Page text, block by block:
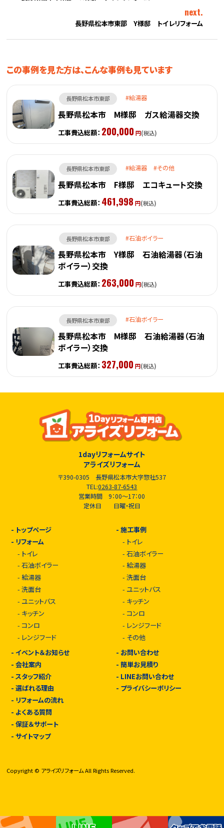
next.
長野県松本市東部 Y様邸 トイレリフォーム
この事例を見た方は、こんな事例も見ています
長野県松本市東部 給湯器
長野県松本市 M様邸 ガス給湯器交換
工事費込総額： 200,000 円(税込)
長野県松本市東部 給湯器 その他
長野県松本市 F様邸 エコキュート交換
工事費込総額： 461,998 円(税込)
長野県松本市東部 石油ボイラー
長野県松本市 Y様邸 石油給湯器（石油
ボイラー）交換
工事費込総額： 263,000 円(税込)
長野県松本市東部 石油ボイラー
長野県松本市 M様邸 石油給湯器（石油
ボイラー）交換
工事費込総額： 327,000 円(税込)
1dayリフォームサイト
アライズリフォーム
〒390-0305 長野県松本市大字惣社537
TEL:0263-87-6543
営業時間 9：00～17：00
定休日 日曜・祝日
- トップページ
- リフォーム
- トイレ
- 石油ボイラー
- 給湯器
- 洗面台
- ユニットバス
- キッチン
- コンロ
- レンジフード
-施工事例
- トイレ
-石油ボイラー
-給湯器
-洗面台
- ユニットバス
- キッチン
- コンロ
- レンジフード
- その他
- イベント＆お知らせ
- 会社案内
- スタッフ紹介
- 選ばれる理由
- リフォームの流れ
- よくある質問
- 保証＆サポート
- サイトマップ
- お問い合わせ
-簡単お見積り
- LINEお問い合わせ
- プライバシーポリシー
Copyright © アライズリフォーム All Rights Reserved.